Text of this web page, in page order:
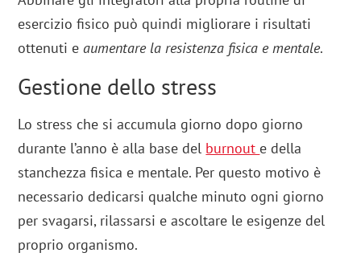
esercizio fisico può quindi migliorare i risultati
ottenuti e aumentare la resistenza fisica e mentale.
Gestione dello stress
Lo stress che si accumula giorno dopo giorno
durante l’anno è alla base del burnout e della
stanchezza fisica e mentale. Per questo motivo è
necessario dedicarsi qualche minuto ogni giorno
per svagarsi, rilassarsi e ascoltare le esigenze del
proprio organismo.